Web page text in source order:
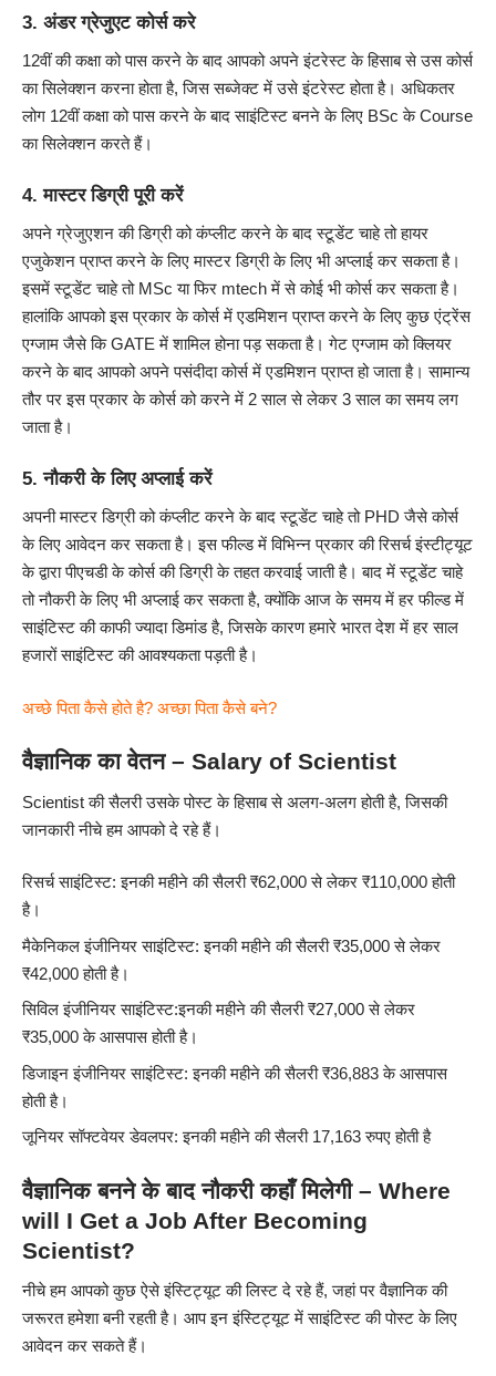
3. अंडर ग्रेजुएट कोर्स करे
12वीं की कक्षा को पास करने के बाद आपको अपने इंटरेस्ट के हिसाब से उस कोर्स
का सिलेक्शन करना होता है, जिस सब्जेक्ट में उसे इंटरेस्ट होता है। अधिकतर
लोग 12वीं कक्षा को पास करने के बाद साइंटिस्ट बनने के लिए BSc के Course
का सिलेक्शन करते हैं।
4. मास्टर डिग्री पूरी करें
अपने ग्रेजुएशन की डिग्री को कंप्लीट करने के बाद स्टूडेंट चाहे तो हायर
एजुकेशन प्राप्त करने के लिए मास्टर डिग्री के लिए भी अप्लाई कर सकता है।
इसमें स्टूडेंट चाहे तो MSc या फिर mtech में से कोई भी कोर्स कर सकता है।
हालांकि आपको इस प्रकार के कोर्स में एडमिशन प्राप्त करने के लिए कुछ एंट्रेंस
एग्जाम जैसे कि GATE में शामिल होना पड़ सकता है। गेट एग्जाम को क्लियर
करने के बाद आपको अपने पसंदीदा कोर्स में एडमिशन प्राप्त हो जाता है। सामान्य
तौर पर इस प्रकार के कोर्स को करने में 2 साल से लेकर 3 साल का समय लग
जाता है।
5. नौकरी के लिए अप्लाई करें
अपनी मास्टर डिग्री को कंप्लीट करने के बाद स्टूडेंट चाहे तो PHD जैसे कोर्स
के लिए आवेदन कर सकता है। इस फील्ड में विभिन्न प्रकार की रिसर्च इंस्टीट्यूट
के द्वारा पीएचडी के कोर्स की डिग्री के तहत करवाई जाती है। बाद में स्टूडेंट चाहे
तो नौकरी के लिए भी अप्लाई कर सकता है, क्योंकि आज के समय में हर फील्ड में
साइंटिस्ट की काफी ज्यादा डिमांड है, जिसके कारण हमारे भारत देश में हर साल
हजारों साइंटिस्ट की आवश्यकता पड़ती है।
अच्छे पिता कैसे होते है? अच्छा पिता कैसे बने?
वैज्ञानिक का वेतन – Salary of Scientist
Scientist की सैलरी उसके पोस्ट के हिसाब से अलग-अलग होती है, जिसकी
जानकारी नीचे हम आपको दे रहे हैं।
रिसर्च साइंटिस्ट: इनकी महीने की सैलरी ₹62,000 से लेकर ₹110,000 होती
है।
मैकेनिकल इंजीनियर साइंटिस्ट: इनकी महीने की सैलरी ₹35,000 से लेकर
₹42,000 होती है।
सिविल इंजीनियर साइंटिस्ट:इनकी महीने की सैलरी ₹27,000 से लेकर
₹35,000 के आसपास होती है।
डिजाइन इंजीनियर साइंटिस्ट: इनकी महीने की सैलरी ₹36,883 के आसपास
होती है।
जूनियर सॉफ्टवेयर डेवलपर: इनकी महीने की सैलरी 17,163 रुपए होती है
वैज्ञानिक बनने के बाद नौकरी कहाँ मिलेगी – Where
will I Get a Job After Becoming
Scientist?
नीचे हम आपको कुछ ऐसे इंस्टिट्यूट की लिस्ट दे रहे हैं, जहां पर वैज्ञानिक की
जरूरत हमेशा बनी रहती है। आप इन इंस्टिट्यूट में साइंटिस्ट की पोस्ट के लिए
आवेदन कर सकते हैं।